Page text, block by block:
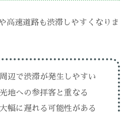
高速道路も渋滞しやすくなりま
辺で渋滞が発生しやすい
地への参拝客と重なる
幅に遅れる可能性がある